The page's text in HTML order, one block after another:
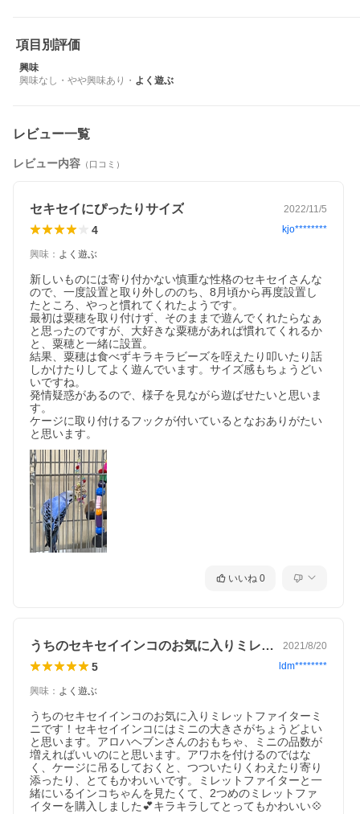
項目別評価
興味
興味なし ・ やや興味あり ・ よく遊ぶ
レビュー一覧
レビュー内容 （口コミ）
セキセイにぴったりサイズ 2022/11/5
4 kjo********
興味 ： よく遊ぶ
新しいものには寄り付かない慎重な性格のセキセイさんな
ので、一度設置と取り外しののち、8月頃から再度設置し
たところ、やっと慣れてくれたようです。
最初は粟穂を取り付けず、そのままで遊んでくれたらなぁ
と思ったのですが、大好きな粟穂があれば慣れてくれるか
と、粟穂と一緒に設置。
結果、粟穂は食べずキラキラビーズを咥えたり叩いたり話
しかけたりしてよく遊んでいます。サイズ感もちょうどい
いですね。
発情疑惑があるので、様子を見ながら遊ばせたいと思いま
す。
ケージに取り付けるフックが付いているとなおありがたい
と思います。
いいね 0
うちのセキセイインコのお気に入りミレッ… 2021/8/20
5 ldm********
興味 ： よく遊ぶ
うちのセキセイインコのお気に入りミレットファイターミ
ニです！セキセイインコにはミニの大きさがちょうどよい
と思います。アロハヘブンさんのおもちゃ、ミニの品数が
増えればいいのにと思います。アワホを付けるのではな
く、ケージに吊るしておくと、つついたりくわえたり寄り
添ったり、とてもかわいいです。ミレットファイターと一
緒にいるインコちゃんを見たくて、2つめのミレットファ
イターを購入しました💕キラキラしてとってもかわいい💠